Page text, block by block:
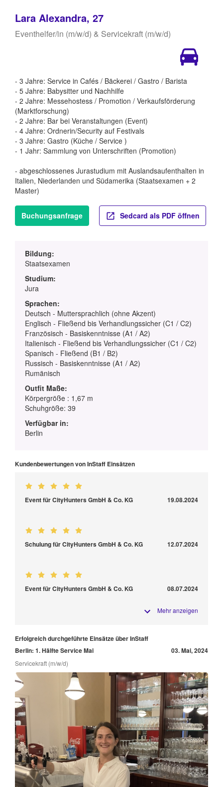
Lara Alexandra, 27
Eventhelfer/in (m/w/d) & Servicekraft (m/w/d)
- 3 Jahre: Service in Cafés / Bäckerei / Gastro / Barista
- 5 Jahre: Babysitter und Nachhilfe
- 2 Jahre: Messehostess / Promotion / Verkaufsförderung
(Marktforschung)
- 2 Jahre: Bar bei Veranstaltungen (Event)
- 4 Jahre: Ordnerin/Security auf Festivals
- 3 Jahre: Gastro (Küche / Service )
- 1 Jahr: Sammlung von Unterschriften (Promotion)
- abgeschlossenes Jurastudium mit Auslandsaufenthalten in
Italien, Niederlanden und Südamerika (Staatsexamen + 2
Master)
Buchungsanfrage Sedcard als PDF öffnen
Bildung:
Staatsexamen
Studium:
Jura
Sprachen:
Deutsch - Muttersprachlich (ohne Akzent)
Englisch - Fließend bis Verhandlungssicher (C1 / C2)
Französisch - Basiskenntnisse (A1 / A2)
Italienisch - Fließend bis Verhandlungssicher (C1 / C2)
Spanisch - Fließend (B1 / B2)
Russisch - Basiskenntnisse (A1 / A2)
Rumänisch
Outfit Maße:
Körpergröße : 1,67 m
Schuhgröße: 39
Verfügbar in:
Berlin
Kundenbewertungen von InStaff Einsätzen
Event für CityHunters GmbH & Co. KG 19.08.2024
Schulung für CityHunters GmbH & Co. KG 12.07.2024
Event für CityHunters GmbH & Co. KG 08.07.2024
Mehr anzeigen
Erfolgreich durchgeführte Einsätze über InStaff
Berlin: 1. Hälfte Service Mai
03. Mai, 2024
Servicekraft (m/w/d)